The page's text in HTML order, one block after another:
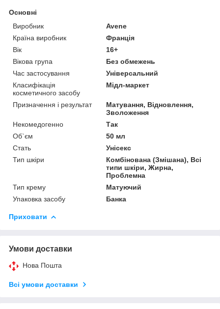
Основні
Виробник
Avene
Країна виробник
Франція
Вік
16+
Вікова група
Без обмежень
Час застосування
Універсальний
Класифікація
косметичного засобу
Мідл-маркет
Призначення і результат
Матування, Відновлення,
Зволоження
Некомедогенно
Так
Об`єм
50 мл
Стать
Унісекс
Тип шкіри
Комбінована (Змішана), Всі
типи шкіри, Жирна,
Проблемна
Тип крему
Матуючий
Упаковка засобу
Банка
Приховати
Умови доставки
Нова Пошта
Всі умови доставки